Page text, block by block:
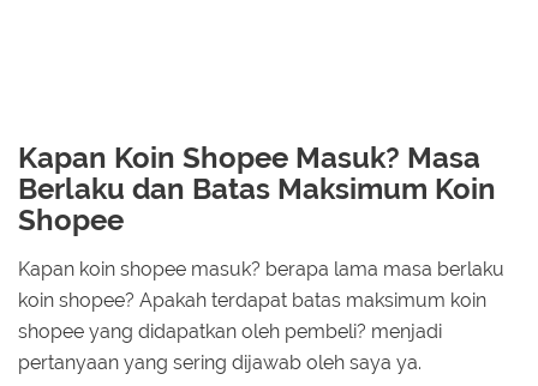
Kapan Koin Shopee Masuk? Masa
Berlaku dan Batas Maksimum Koin
Shopee
Kapan koin shopee masuk? berapa lama masa berlaku
koin shopee? Apakah terdapat batas maksimum koin
shopee yang didapatkan oleh pembeli? menjadi
pertanyaan yang sering dijawab oleh saya ya.